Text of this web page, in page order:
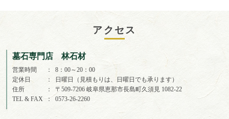
アクセス
墓石専門店 林石材
営業時間
8：00～20：00
定休日
日曜日（見積もりは、日曜日でも承ります）
住所
〒509-7206 岐阜県恵那市長島町久須見 1082-22
TEL & FAX
0573-26-2260